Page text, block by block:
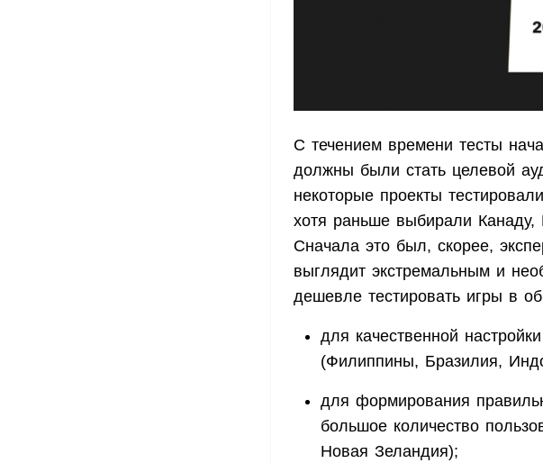
С течением времени тесты
должны были стать целевой
некоторые проекты
хотя раньше выбирали Канаду,
Сначала это был, скорее,
выглядит экстремальным и
дешевле тестировать игры в
для качественной
(Филиппины, Бразилия,
для формирования
большое количество
Новая Зеландия);